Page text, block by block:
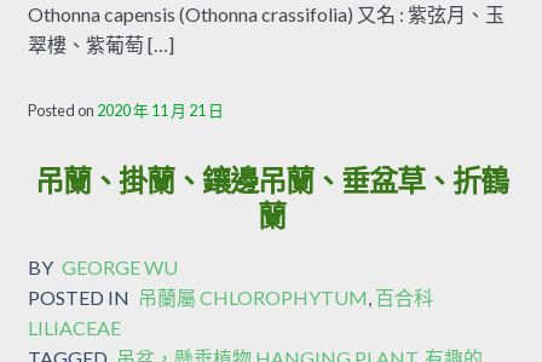
Othonna capensis (Othonna crassifolia) 又名 : 紫弦月、玉
翠樓、紫葡萄 […]
Posted on 2020 年 11 月 21 日
吊蘭、掛蘭、鑲邊吊蘭、垂盆草、折鶴
蘭
BY GEORGE WU
POSTED IN 吊蘭屬 CHLOROPHYTUM 百合科
LILIACEAE
TAGGED 吊盆，懸垂植物 HANGING PLANT 有趣的